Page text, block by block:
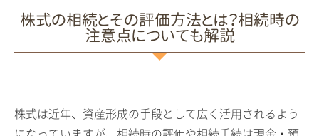
株式の相続とその評価方法とは？相続時の
注意点についても解説
株式は近年、資産形成の手段として広く活用されるよう